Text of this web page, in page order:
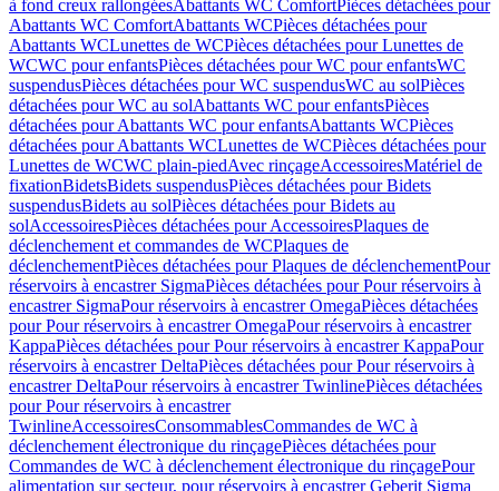
à fond creux rallongéesAbattants WC ComfortPièces détachées pour
Abattants WC ComfortAbattants WCPièces détachées pour
Abattants WCLunettes de WCPièces détachées pour Lunettes de
WCWC pour enfantsPièces détachées pour WC pour enfantsWC
suspendusPièces détachées pour WC suspendusWC au solPièces
détachées pour WC au solAbattants WC pour enfantsPièces
détachées pour Abattants WC pour enfantsAbattants WCPièces
détachées pour Abattants WCLunettes de WCPièces détachées pour
Lunettes de WCWC plain-piedAvec rinçageAccessoiresMatériel de
fixationBidetsBidets suspendusPièces détachées pour Bidets
suspendusBidets au solPièces détachées pour Bidets au
solAccessoiresPièces détachées pour AccessoiresPlaques de
déclenchement et commandes de WCPlaques de
déclenchementPièces détachées pour Plaques de déclenchementPour
réservoirs à encastrer SigmaPièces détachées pour Pour réservoirs à
encastrer SigmaPour réservoirs à encastrer OmegaPièces détachées
pour Pour réservoirs à encastrer OmegaPour réservoirs à encastrer
KappaPièces détachées pour Pour réservoirs à encastrer KappaPour
réservoirs à encastrer DeltaPièces détachées pour Pour réservoirs à
encastrer DeltaPour réservoirs à encastrer TwinlinePièces détachées
pour Pour réservoirs à encastrer
TwinlineAccessoiresConsommablesCommandes de WC à
déclenchement électronique du rinçagePièces détachées pour
Commandes de WC à déclenchement électronique du rinçagePour
alimentation sur secteur, pour réservoirs à encastrer Geberit Sigma